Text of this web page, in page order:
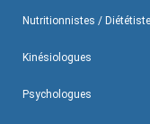
Nutritionnistes /
Kinésiologues
Psychologues